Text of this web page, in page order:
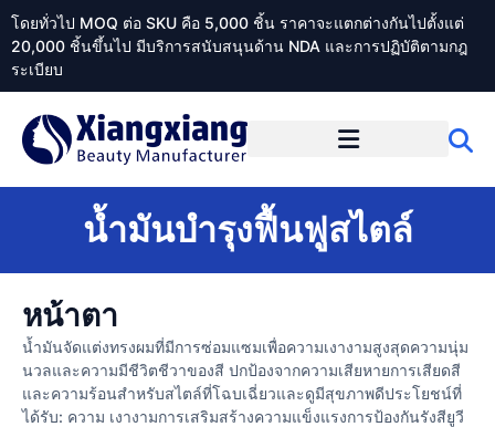
โดยทั่วไป MOQ ต่อ SKU คือ 5,000 ชิ้น ราคาจะแตกต่างกันไปตั้งแต่
20,000 ชิ้นขึ้นไป มีบริการสนับสนุนด้าน NDA และการปฏิบัติตามกฎ
ระเบียบ
น้ำมันบำรุงฟื้นฟูสไตล์
หน้าตา
น้ำมันจัดแต่งทรงผมที่มีการซ่อมแซมเพื่อความเงางามสูงสุดความนุ่ม
นวลและความมีชีวิตชีวาของสี ปกป้องจากความเสียหายการเสียดสี
และความร้อนสำหรับสไตล์ที่โฉบเฉี่ยวและดูมีสุขภาพดีประโยชน์ที่
ได้รับ: ความ เงางามการเสริมสร้างความแข็งแรงการป้องกันรังสียูวี